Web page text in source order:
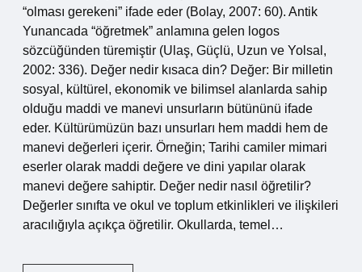
“olması gerekeni” ifade eder (Bolay, 2007: 60). Antik
Yunancada “öğretmek” anlamına gelen logos
sözcüğünden türemiştir (Ulaş, Güçlü, Uzun ve Yolsal,
2002: 336). Değer nedir kısaca din? Değer: Bir milletin
sosyal, kültürel, ekonomik ve bilimsel alanlarda sahip
olduğu maddi ve manevi unsurların bütününü ifade
eder. Kültürümüzün bazı unsurları hem maddi hem de
manevi değerleri içerir. Örneğin; Tarihi camiler mimari
eserler olarak maddi değere ve dini yapılar olarak
manevi değere sahiptir. Değer nedir nasıl öğretilir?
Değerler sınıfta ve okul ve toplum etkinlikleri ve ilişkileri
aracılığıyla açıkça öğretilir. Okullarda, temel…